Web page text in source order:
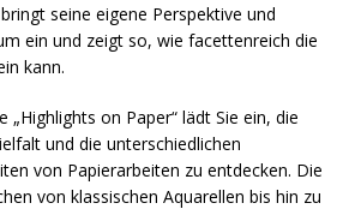
seine eigene Perspektive und
ein und zeigt so, wie facettenreich die
kann.
„Highlights on Paper“ lädt Sie ein, die
und die unterschiedlichen
von Papierarbeiten zu entdecken. Die
von klassischen Aquarellen bis hin zu